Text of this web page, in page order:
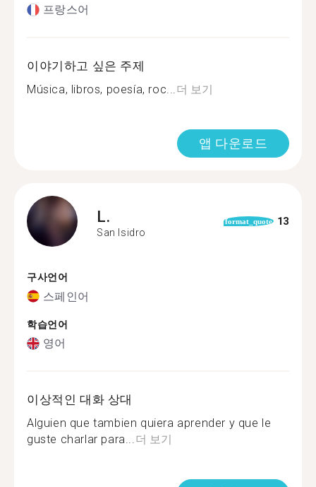
프랑스어
이야기하고 싶은 주제
Música, libros, poesía, roc...더 보기
앱 다운로드
L.
San Isidro
format_quote 13
구사언어
스페인어
학습언어
영어
이상적인 대화 상대
Alguien que tambien quiera aprender y que le
guste charlar para...더 보기